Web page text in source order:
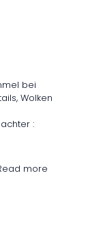
bei
Wolken
:
more